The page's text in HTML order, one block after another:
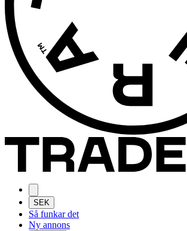
SEK
Så funkar det
Ny annons